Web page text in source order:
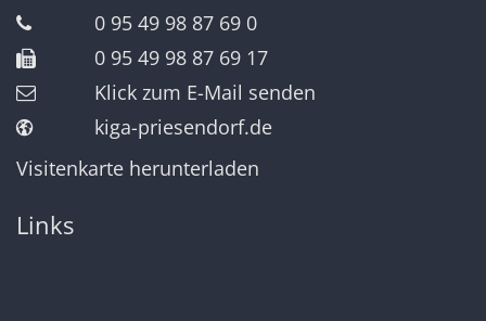
0 95 49 98 87 69 0
0 95 49 98 87 69 17
Klick zum E-Mail senden
kiga-priesendorf.de
Visitenkarte herunterladen
Links